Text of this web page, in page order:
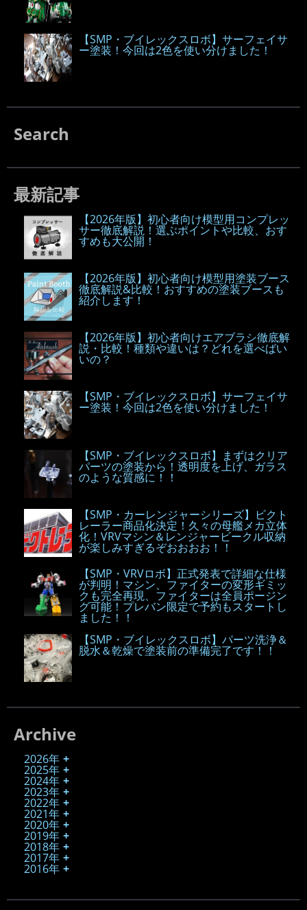
【SMP・ブイレックスロボ】サーフェイサ
ー塗装！今回は2色を使い分けました！
Search
最新記事
【2026年版】初心者向け模型用コンプレッ
サー徹底解説！選ぶポイントや比較、おす
すめも大公開！
【2026年版】初心者向け模型用塗装ブース
徹底解説&比較！おすすめの塗装ブースも
紹介します！
【2026年版】初心者向けエアブラシ徹底解
説・比較！種類や違いは？どれを選べばい
いの？
【SMP・ブイレックスロボ】サーフェイサ
ー塗装！今回は2色を使い分けました！
【SMP・ブイレックスロボ】まずはクリア
パーツの塗装から！透明度を上げ、ガラス
のような質感に！！
【SMP・カーレンジャーシリーズ】ビクト
レーラー商品化決定！久々の母艦メカ立体
化！VRVマシン＆レンジャービークル収納
が楽しみすぎるぞおおおお！！
【SMP・VRVロボ】正式発表で詳細な仕様
が判明！マシン、ファイターの変形ギミッ
クも完全再現、ファイターは全員ポージン
グ可能！プレバン限定で予約もスタートし
ました！！
【SMP・ブイレックスロボ】パーツ洗浄＆
脱水＆乾燥で塗装前の準備完了です！！
Archive
2026年
2025年
2024年
2023年
2022年
2021年
2020年
2019年
2018年
2017年
2016年